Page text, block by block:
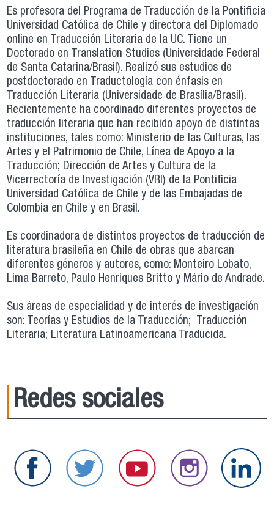
Es profesora del Programa de Traducción de la Pontificia
Universidad Católica de Chile y directora del Diplomado
online en Traducción Literaria de la UC. Tiene un
Doctorado en Translation Studies (Universidade Federal
de Santa Catarina/Brasil). Realizó sus estudios de
postdoctorado en Traductología con énfasis en
Traducción Literaria (Universidade de Brasília/Brasil).
Recientemente ha coordinado diferentes proyectos de
traducción literaria que han recibido apoyo de distintas
instituciones, tales como: Ministerio de las Culturas, las
Artes y el Patrimonio de Chile, Línea de Apoyo a la
Traducción; Dirección de Artes y Cultura de la
Vicerrectoría de Investigación (VRI) de la Pontificia
Universidad Católica de Chile y de las Embajadas de
Colombia en Chile y en Brasil.
Es coordinadora de distintos proyectos de traducción de
literatura brasileña en Chile de obras que abarcan
diferentes géneros y autores, como: Monteiro Lobato,
Lima Barreto, Paulo Henriques Britto y Mário de Andrade.
Sus áreas de especialidad y de interés de investigación
son: Teorías y Estudios de la Traducción; Traducción
Literaria; Literatura Latinoamericana Traducida.
Redes sociales